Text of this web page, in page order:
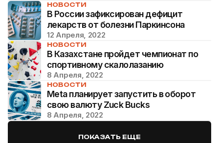
НОВОСТИ
В России зафиксирован дефицит
лекарств от болезни Паркинсона
12 Апреля, 2022
НОВОСТИ
В Казахстане пройдет чемпионат по
спортивному скалолазанию
8 Апреля, 2022
НОВОСТИ
Meta планирует запустить в оборот
свою валюту Zuck Bucks
8 Апреля, 2022
ПОКАЗАТЬ ЕЩЕ